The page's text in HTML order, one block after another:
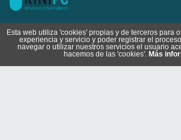
Esta web utiliza 'cookies' propias y de terceros para
experiencia y servicio y poder registrar el
navegar o utilizar nuestros servicios el usuario
hacemos de las 'cookies'. Más